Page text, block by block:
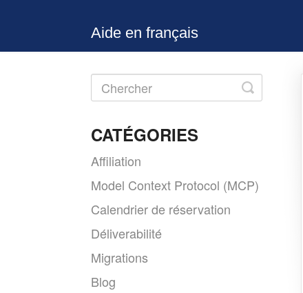
Aide en français
Toggle
Search
CATÉGORIES
Affiliation
Model Context Protocol (MCP)
Calendrier de réservation
Déliverabilité
Migrations
Blog